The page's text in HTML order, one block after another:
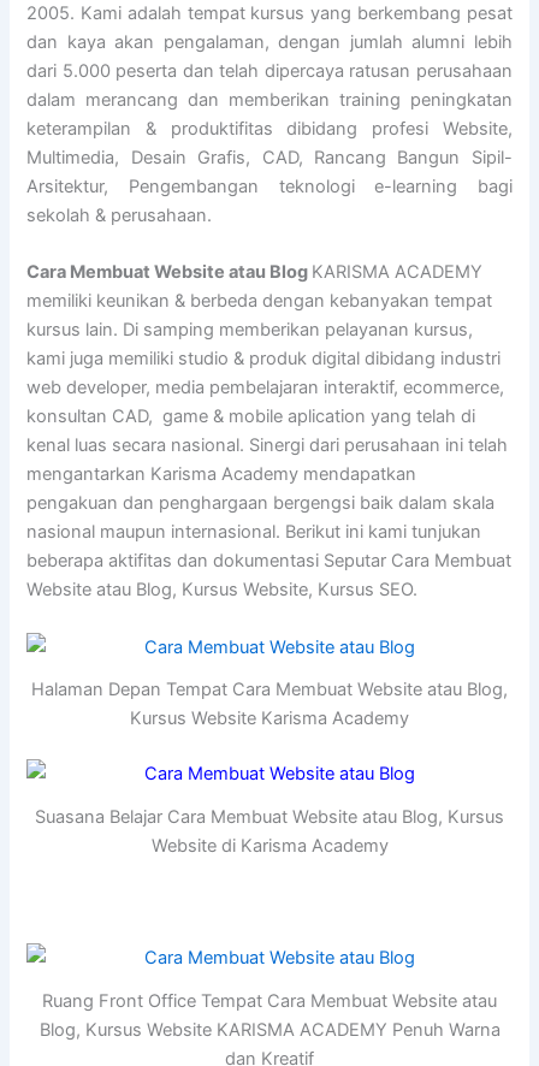
2005. Kami adalah tempat kursus yang berkembang pesat
dan kaya akan pengalaman, dengan jumlah alumni lebih
dari 5.000 peserta dan telah dipercaya ratusan perusahaan
dalam merancang dan memberikan training peningkatan
keterampilan & produktifitas dibidang profesi Website,
Multimedia, Desain Grafis, CAD, Rancang Bangun Sipil-
Arsitektur, Pengembangan teknologi e-learning bagi
sekolah & perusahaan.
Cara Membuat Website atau Blog KARISMA ACADEMY
memiliki keunikan & berbeda dengan kebanyakan tempat
kursus lain. Di samping memberikan pelayanan kursus,
kami juga memiliki studio & produk digital dibidang industri
web developer, media pembelajaran interaktif, ecommerce,
konsultan CAD, game & mobile aplication yang telah di
kenal luas secara nasional. Sinergi dari perusahaan ini telah
mengantarkan Karisma Academy mendapatkan
pengakuan dan penghargaan bergengsi baik dalam skala
nasional maupun internasional. Berikut ini kami tunjukan
beberapa aktifitas dan dokumentasi Seputar Cara Membuat
Website atau Blog, Kursus Website, Kursus SEO.
Halaman Depan Tempat Cara Membuat Website atau Blog,
Kursus Website Karisma Academy
Suasana Belajar Cara Membuat Website atau Blog, Kursus
Website di Karisma Academy
Ruang Front Office Tempat Cara Membuat Website atau
Blog, Kursus Website KARISMA ACADEMY Penuh Warna
dan Kreatif